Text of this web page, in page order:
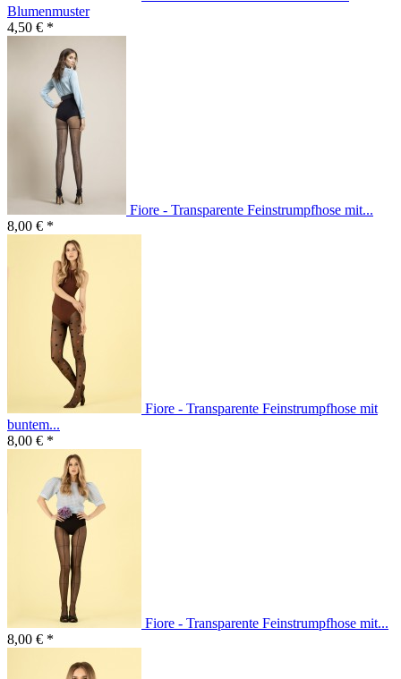
Blumenmuster
4,50 € *
Fiore - Transparente Feinstrumpfhose mit...
8,00 € *
Fiore - Transparente Feinstrumpfhose mit
buntem...
8,00 € *
Fiore - Transparente Feinstrumpfhose mit...
8,00 € *